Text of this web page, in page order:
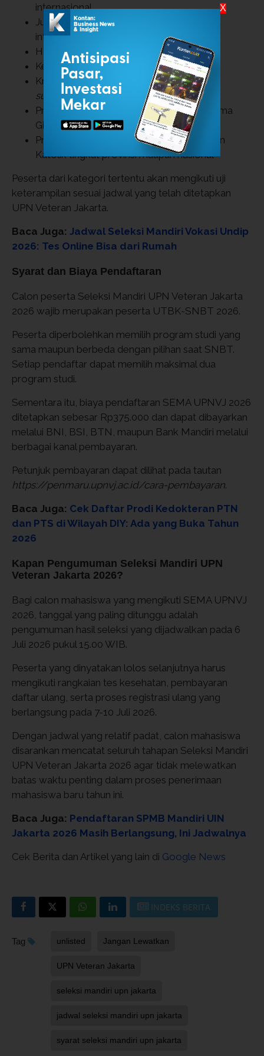
internasional
Juara 1-3 bidang seni tingkat nasional atau
internasional
Hafiz Al-Quran minimal 20 juz
Ketua OSIS minimal satu periode
Kreator YouTube dengan minimal 10.000
subscriber
Prestasi Keagamaan Hindu (Utsawa Dharma
Gita)
Prestasi Keagamaan Kristen Protestan dan
Katolik tingkat provinsi maupun nasional
Peserta dari kategori tertentu akan mengikuti uji
keterampilan sesuai jadwal yang telah ditetapkan
UPN Veteran Jakarta.
Baca Juga: Jadwal Seleksi Mandiri Vokasi Undip
2026: Tes Online Bisa dari Rumah
Syarat dan Biaya Pendaftaran
Calon peserta Seleksi Mandiri UPN Veteran Jakarta
2026 wajib merupakan peserta UTBK-SNBT 2026.
Peserta diperbolehkan memilih program studi yang
sama maupun berbeda dengan pilihan saat SNBT.
Setiap pendaftar dapat memilih maksimal dua
program studi.
Sementara itu, biaya pendaftaran SEMA UPNVJ 2026
ditetapkan sebesar Rp375.000 dan dapat dibayarkan
melalui BNI, BSI, BTN, maupun Bank Mandiri melalui
berbagai kanal pembayaran.
Petunjuk pembayaran dapat dilihat pada tautan
https://penmaru.upnvj.ac.id/cara-pembayaran.
Baca Juga: Cek Daftar Prodi Kedokteran PTN
dan PTS di Wilayah DIY: Ada yang Buka Tahun
2026
Kapan Pengumuman Seleksi Mandiri UPN
Veteran Jakarta 2026?
Bagi calon mahasiswa yang mengikuti SEMA UPNVJ
2026, tanggal yang paling ditunggu adalah
pengumuman hasil seleksi yang dijadwalkan pada 6
Juli 2026 pukul 15.00 WIB.
Peserta yang dinyatakan lolos selanjutnya harus
mengikuti rangkaian tes kesehatan, pembayaran
daftar ulang, serta proses registrasi ulang yang
berlangsung pada 7-10 Juli 2026.
Dengan jadwal yang relatif padat, calon mahasiswa
disarankan mencatat seluruh tahapan Seleksi Mandiri
UPN Veteran Jakarta 2026 agar tidak melewatkan
batas waktu penting dalam proses penerimaan
mahasiswa baru tahun ini.
Baca Juga: Pendaftaran SPMB Mandiri UIN
Jakarta 2026 Masih Berlangsung, Ini Jadwalnya
Cek Berita dan Artikel yang lain di Google News
INDEKS BERITA
Tag unlisted Jangan Lewatkan
UPN Veteran Jakarta
seleksi mandiri upn jakarta
jadwal seleksi mandiri upn jakarta
syarat seleksi mandiri upn jakarta
X